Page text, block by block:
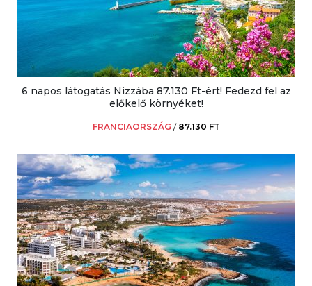
6 napos látogatás Nizzába 87.130 Ft-ért! Fedezd fel az
előkelő környéket!
FRANCIAORSZÁG / 87.130 FT